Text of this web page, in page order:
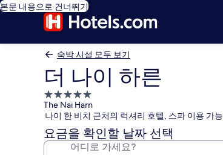
본문 내용으로 건너뛰기
숙박 시설 모두 보기
더 나이 하른
5.0
성
급
숙
박
The Nai Harn
나이 한 비치 근처의 럭셔리 호텔, 스파 이용 가능
요금을 확인할 날짜 선택
어디로 가세요?